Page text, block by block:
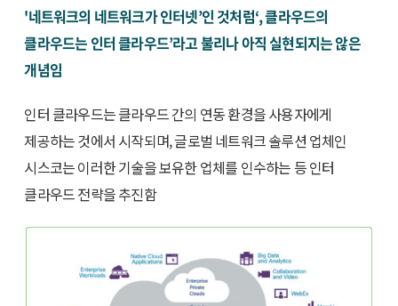
'네트워크의 네트워크가 인터넷’인 것처럼‘, 클라우드의
클라우드는 인터 클라우드’라고 불리나 아직 실현되지는 않은
개념임
인터 클라우드는 클라우드 간의 연동 환경을 사용자에게
제공하는 것에서 시작되며, 글로벌 네트워크 솔루션 업체인
시스코는 이러한 기술을 보유한 업체를 인수하는 등 인터
클라우드 전략을 추진함